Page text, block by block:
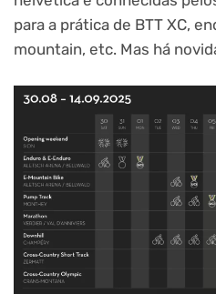
para a prática de BTT XC,
mountain, etc. Mas há